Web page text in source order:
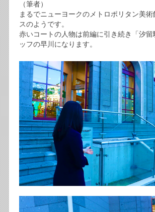
（筆者）
まるでニューヨークのメトロポリタン美
スのようです。
赤いコートの人物は前編に引き続き「汐留
ッフの早川になります。